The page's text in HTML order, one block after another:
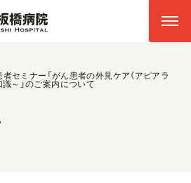
者セミナー「がん患者の外見ケア（アピアラ
～」のご案内について